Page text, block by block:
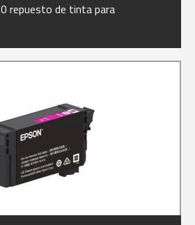
repuesto de tinta para